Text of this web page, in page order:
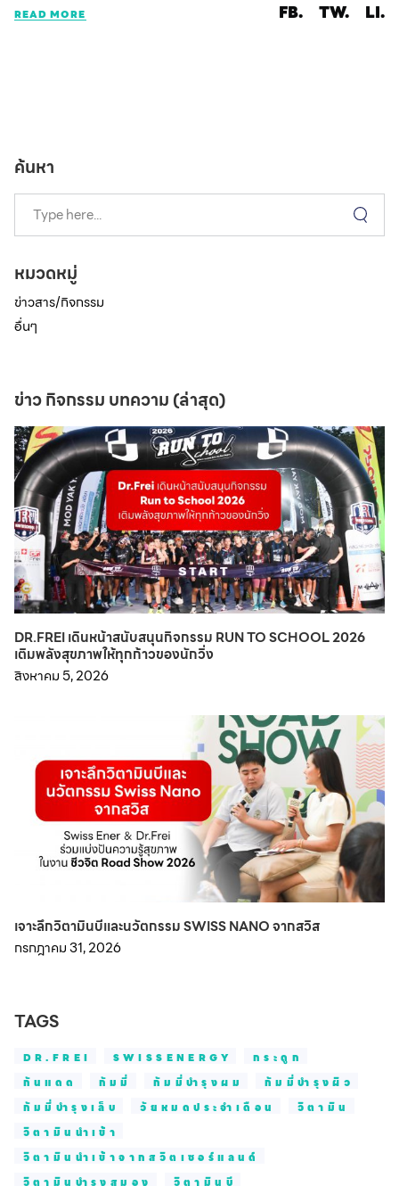
READ MORE FB. TW. LI.
ค้นหา
หมวดหมู่
ข่าวสาร/กิจกรรม
อื่นๆ
ข่าว กิจกรรม บทความ (ล่าสุด)
DR.FREI เดินหน้าสนับสนุนกิจกรรม RUN TO SCHOOL 2026
เติมพลังสุขภาพให้ทุกก้าวของนักวิ่ง
สิงหาคม 5, 2026
เจาะลึกวิตามินบีและนวัตกรรม SWISS NANO จากสวิส
กรกฎาคม 31, 2026
TAGS
DR.FREI SWISSENERGY
กระดูก
กันแดด
กัมมี่ กัมมี่บำรุงผม
กัมมี่บำรุงผิว
กัมมี่บำรุงเล็บ
วัยหมดประจำเดือน
วิตามิน
วิตามินนำเข้า
วิตามินนำเข้าจากสวิตเซอร์แลนด์
วิตามินบำรุงสมอง
วิตามินบี